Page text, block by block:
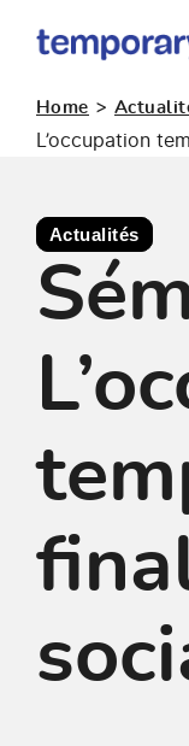
occupation
Home >
L’occupation
Actualités